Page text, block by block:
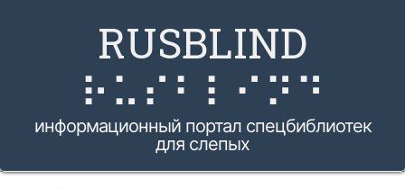
RUSBLIND
⠗⠥⠎⠃⠇⠊⠝⠙
информационный портал спецбиблиотек
для слепых